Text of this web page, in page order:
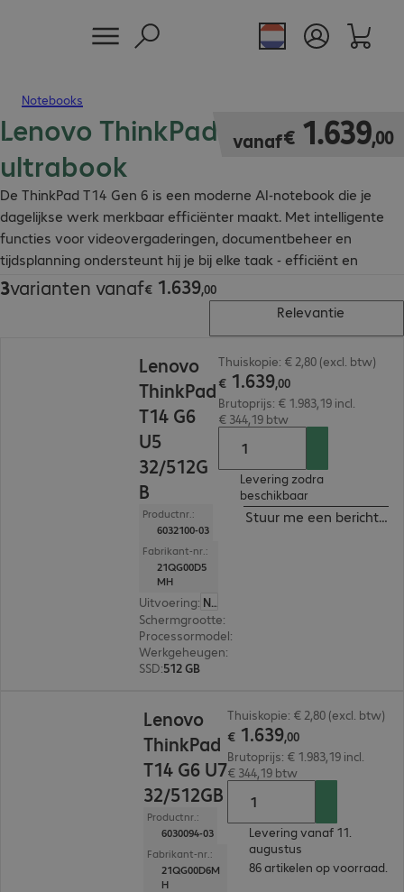
Notebooks
Lenovo ThinkPad T14 Gen 6
ultrabook
De ThinkPad T14 Gen 6 is een moderne AI-notebook die je
dagelijkse werk merkbaar efficiënter maakt. Met intelligente
functies voor videovergaderingen, documentbeheer en
tijdsplanning ondersteunt hij je bij elke taak - efficiënt en
betrouwbaar.
vanaf€ 1.639,00
€ 1.639,00
3varianten vanaf€ 1.639,00
€ 1.639,00
Relevantie
Lenovo
ThinkPad
T14 G6
U5
32/512G
B
Productnr.:
6032100-03
Fabrikant-nr.:
21QG00D5
MH
Uitvoering:
Nederland
Schermgrootte:
Processormodel:
Werkgeheugen:
SSD:512 GB
Thuiskopie: € 2,80 (excl. btw)
€ 1.639,00
Brutoprijs: € 1.983,19 incl.
€ 344,19 btw
Levering zodra
beschikbaar
Stuur me een bericht
Lenovo
ThinkPad
T14 G6 U7
32/512GB
Productnr.:
6030094-03
Fabrikant-nr.:
21QG00D6M
H
Thuiskopie: € 2,80 (excl. btw)
€ 1.639,00
Brutoprijs: € 1.983,19 incl.
€ 344,19 btw
Levering vanaf 11.
augustus
86 artikelen op voorraad.